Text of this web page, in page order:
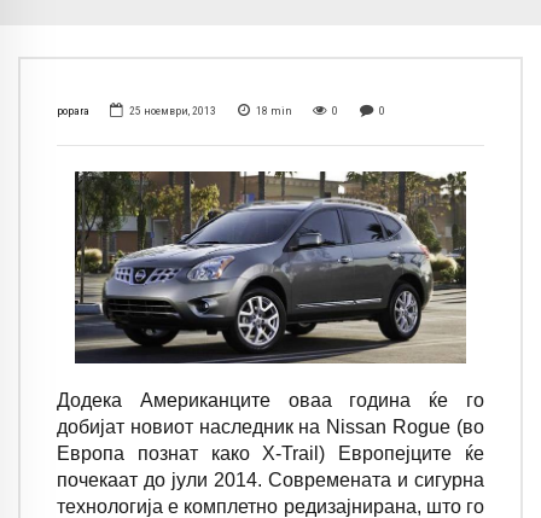
popara 25 ноември, 2013 18 min 0 0
Додека Американците оваа година ќе го
добијат новиот наследник на Nissan Rogue (во
Европа познат како X-Trail) Европејците ќе
почекаат до јули 2014. Современата и сигурна
технологија е комплетно редизајнирана, што го